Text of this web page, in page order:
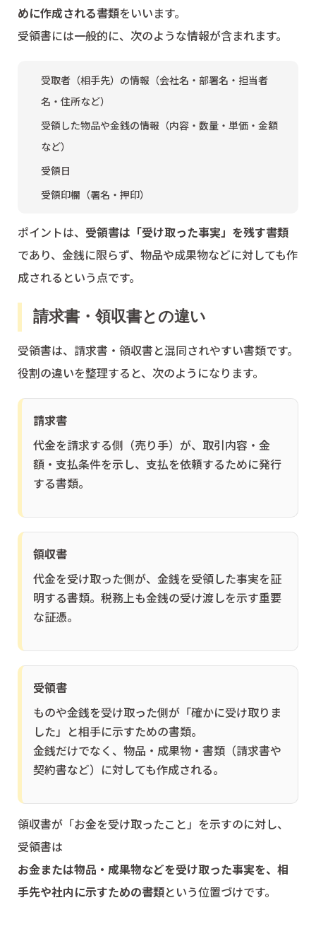
めに作成される書類をいいます。
受領書には一般的に、次のような情報が含まれます。
受取者（相手先）の情報（会社名・部署名・担当者
名・住所など）
受領した物品や金銭の情報（内容・数量・単価・金額
など）
受領日
受領印欄（署名・押印）
ポイントは、 受領書は「受け取った事実」を残す書類
であり、金銭に限らず、物品や成果物などに対しても作
成されるという点です。
請求書・領収書との違い
受領書は、請求書・領収書と混同されやすい書類です。
役割の違いを整理すると、次のようになります。
請求書
代金を請求する側（売り手）が、取引内容・金
額・支払条件を示し、支払を依頼するために発行
する書類。
領収書
代金を受け取った側が、金銭を受領した事実を証
明する書類。税務上も金銭の受け渡しを示す重要
な証憑。
受領書
ものや金銭を受け取った側が「確かに受け取りま
した」と相手に示すための書類。
金銭だけでなく、物品・成果物・書類（請求書や
契約書など）に対しても作成される。
領収書が「お金を受け取ったこと」を示すのに対し、
受領書は
お金または物品・成果物などを受け取った事実を、相
手先や社内に示すための書類という位置づけです。